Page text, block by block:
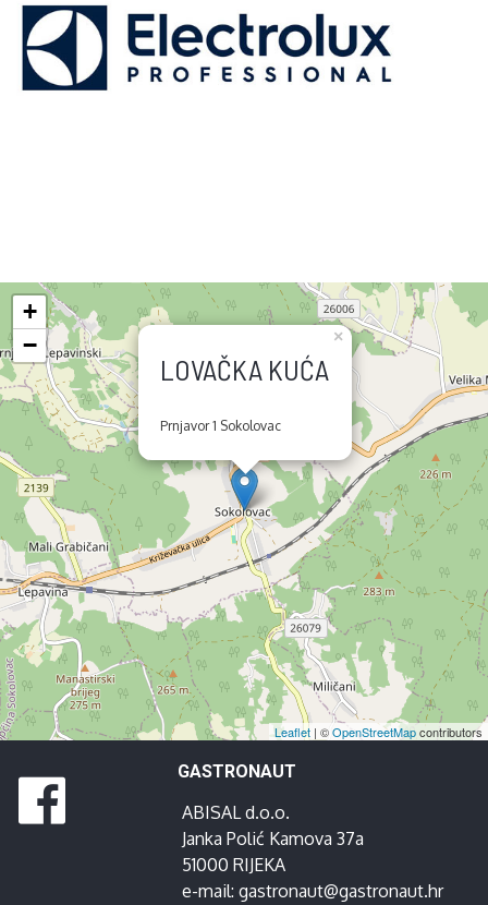
LOVAČKA KUĆA
Prnjavor 1 Sokolovac
×
+
−
Leaflet | ©OpenStreetMapcontributors
GASTRONAUT
ABISAL d.o.o.
Janka Polić Kamova 37a
51000 RIJEKA
e-mail: gastronaut@gastronaut.hr